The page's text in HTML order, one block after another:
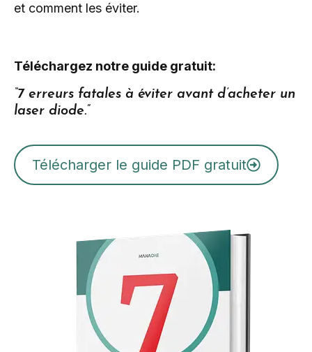
et comment les éviter.
Téléchargez notre guide gratuit:
“7 erreurs fatales à éviter avant d’acheter un
laser diode.”
Télécharger le guide PDF gratuit